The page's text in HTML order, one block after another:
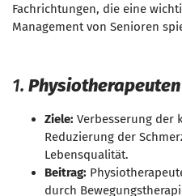
Fachrichtungen, die eine
Management von Senioren
1. Physiotherapeuten
Ziele: Verbesserung der
Reduzierung der
Lebensqualität.
Beitrag:
durch